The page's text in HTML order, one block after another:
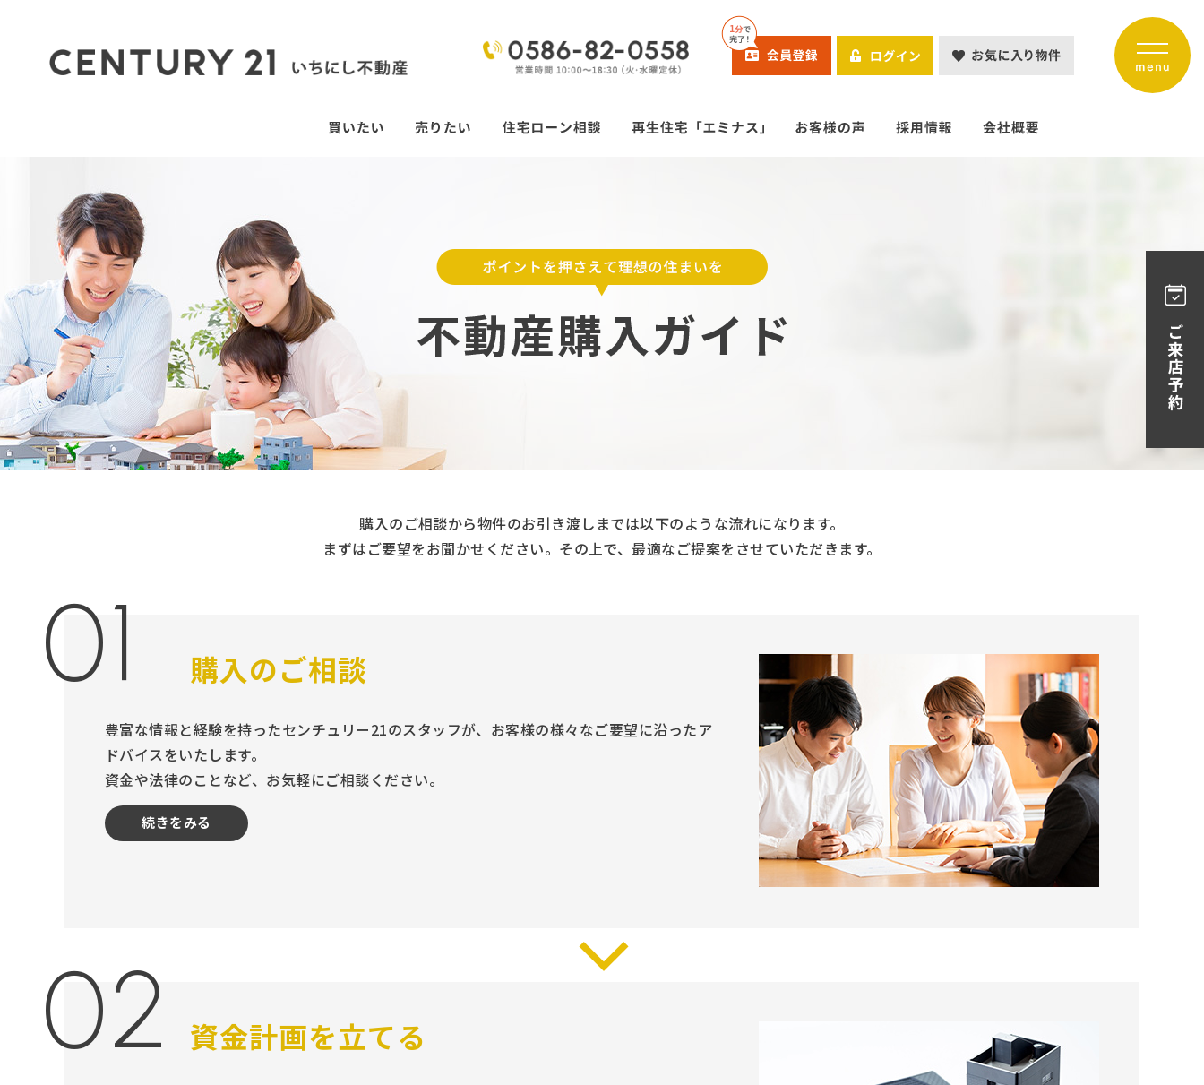
購入のご相談から物件のお引き渡しまでは以下のような流れになります。
まずはご要望をお聞かせください。その上で、最適なご提案をさせていただきます。
01 購入のご相談
豊富な情報と経験を持ったセンチュリー21のスタッフが、お客様の様々なご要望に沿ったア
ドバイスをいたします。
資金や法律のことなど、お気軽にご相談ください。
続きをみる
02 資金計画を立てる